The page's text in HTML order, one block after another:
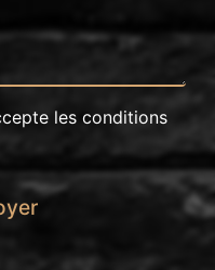
les conditions